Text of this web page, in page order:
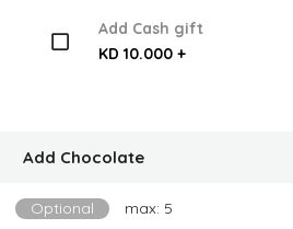
Add Cash gift
KD 10.000 +
Add Chocolate
Optional max: 5